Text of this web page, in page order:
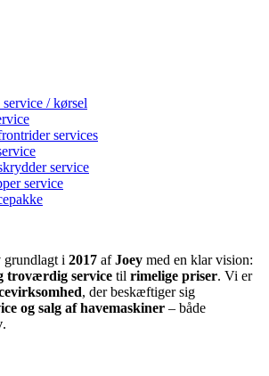
/ kørsel
services
service
service
grundlagt i 2017 afJoey med en klar vision:
troværdig service til rimelige priser. Vi er
, der beskæftiger sig
og salg af havemaskiner – både
.